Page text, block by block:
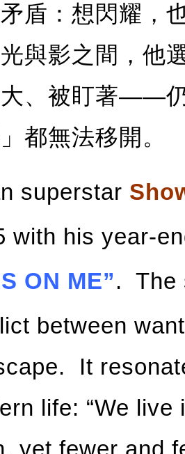
盾：想閃耀，
與影之間，他
、被盯著——
」都無法移開。
superstar
with his year-
ON ME”. The
between
It
life: “We
yet fewer and